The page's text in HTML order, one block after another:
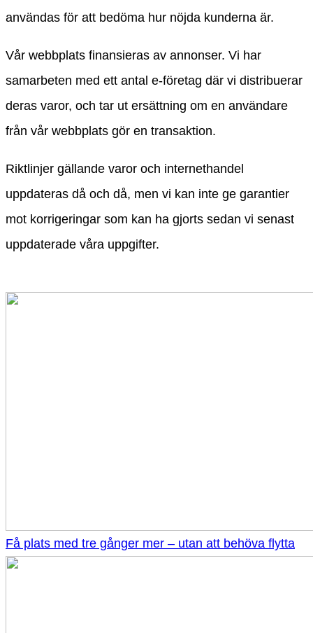
användas för att bedöma hur nöjda kunderna är.
Vår webbplats finansieras av annonser. Vi har
samarbeten med ett antal e-företag där vi distribuerar
deras varor, och tar ut ersättning om en användare
från vår webbplats gör en transaktion.
Riktlinjer gällande varor och internethandel
uppdateras då och då, men vi kan inte ge garantier
mot korrigeringar som kan ha gjorts sedan vi senast
uppdaterade våra uppgifter.
Få plats med tre gånger mer – utan att behöva flytta